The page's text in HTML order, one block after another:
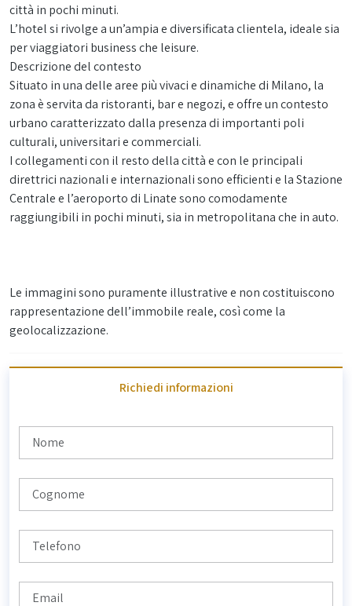
città in pochi minuti.
L’hotel si rivolge a un’ampia e diversificata clientela, ideale sia
per viaggiatori business che leisure.
Descrizione del contesto
Situato in una delle aree più vivaci e dinamiche di Milano, la
zona è servita da ristoranti, bar e negozi, e offre un contesto
urbano caratterizzato dalla presenza di importanti poli
culturali, universitari e commerciali.
I collegamenti con il resto della città e con le principali
direttrici nazionali e internazionali sono efficienti e la Stazione
Centrale e l’aeroporto di Linate sono comodamente
raggiungibili in pochi minuti, sia in metropolitana che in auto.
Le immagini sono puramente illustrative e non costituiscono
rappresentazione dell’immobile reale, così come la
geolocalizzazione.
Richiedi informazioni